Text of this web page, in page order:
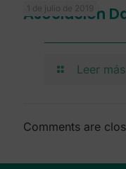
1 de julio de 2019
Asociación
Leer más
Comments are